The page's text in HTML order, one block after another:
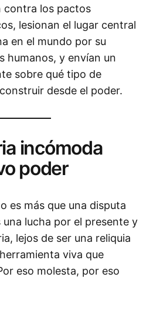
contra los pactos
lesionan el lugar central
en el mundo por su
humanos, y envían un
sobre qué tipo de
desde el poder.
incómoda
poder
es más que una disputa
una lucha por el presente y
lejos de ser una reliquia
viva que
eso molesta, por eso